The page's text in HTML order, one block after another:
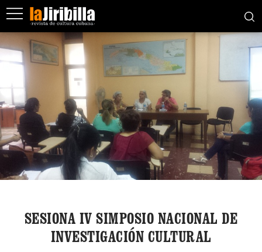
SESIONA IV SIMPOSIO NACIONAL DE
INVESTIGACIÓN CULTURAL